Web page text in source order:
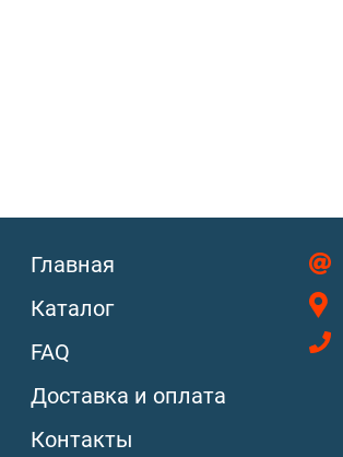
Главная
Каталог
FAQ
Доставка и оплата
Контакты